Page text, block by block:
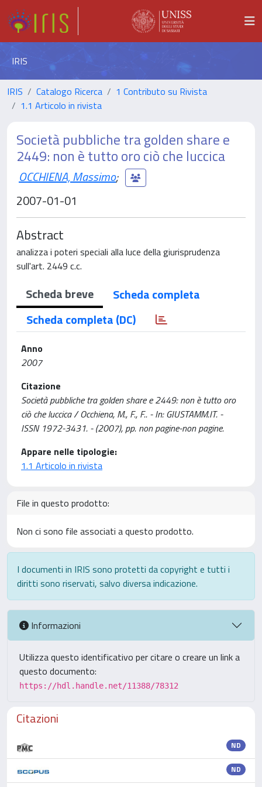
IRIS
IRIS Catalogo Ricerca
1 Contributo su Rivista
1.1 Articolo in rivista
Società pubbliche tra golden share e
2449: non è tutto oro ciò che luccica
OCCHIENA, Massimo;
2007-01-01
Abstract
analizza i poteri speciali alla luce della giurisprudenza
sull'art. 2449 c.c.
Scheda breve
Scheda completa
Scheda completa (DC)
Anno
2007
Citazione
Società pubbliche tra golden share e 2449: non è tutto oro
ciò che luccica / Occhiena, M., F., F.. - In: GIUSTAMM.IT. -
ISSN 1972-3431. - (2007), pp. non pagine-non pagine.
Appare nelle tipologie:
1.1 Articolo in rivista
File in questo prodotto:
Non ci sono file associati a questo prodotto.
I documenti in IRIS sono protetti da copyright e tutti i
diritti sono riservati, salvo diversa indicazione.
Informazioni
Utilizza questo identificativo per citare o creare un link a
questo documento:
https://hdl.handle.net/11388/78312
Citazioni
ND
ND